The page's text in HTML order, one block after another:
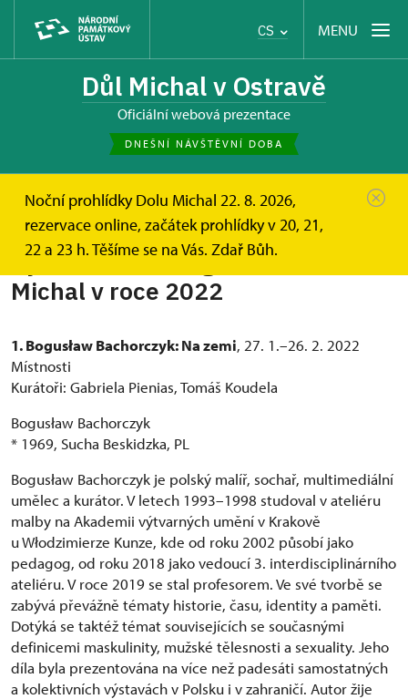
CS MENU
Důl Michal v Ostravě
oficiální webová prezentace
DNEŠNÍ NÁVŠTĚVNÍ DOBA
Noční prohlídky Dolu Michal 22. 8. 2026,
rezervace online, začátek prohlídky v 20, 21,
22 a 23 h. Těšíme se na Vás. Zdař Bůh.
Výstavní činnost galerie Dolu
Michal v roce 2022
1. Bogusław Bachorczyk: Na zemi, 27. 1.–26. 2. 2022
Místnosti
Kurátoři: Gabriela Pienias, Tomáš Koudela
Bogusław Bachorczyk
* 1969, Sucha Beskidzka, PL
Bogusław Bachorczyk je polský malíř, sochař, multimediální
umělec a kurátor. V letech 1993–1998 studoval v ateliéru
malby na Akademii výtvarných umění v Krakově
u Włodzimierze Kunze, kde od roku 2002 působí jako
pedagog, od roku 2018 jako vedoucí 3. interdisciplinárního
ateliéru. V roce 2019 se stal profesorem. Ve své tvorbě se
zabývá převážně tématy historie, času, identity a paměti.
Dotýká se taktéž témat souvisejících se současnými
definicemi maskulinity, mužské tělesnosti a sexuality. Jeho
díla byla prezentována na více než padesáti samostatných
a kolektivních výstavách v Polsku i v zahraničí. Autor žije